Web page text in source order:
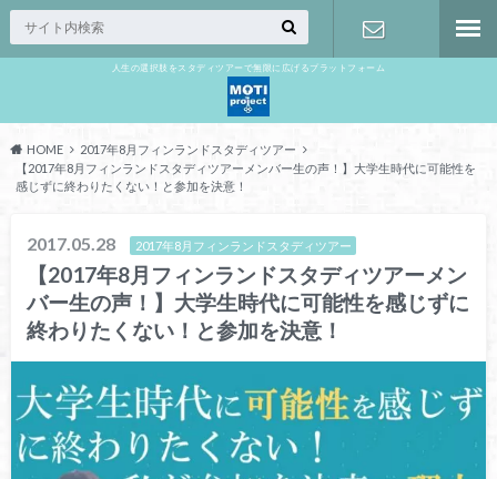
人生の選択肢をスタディツアーで無限に広げるプラットフォーム
HOME
2017年8月フィンランドスタディツアー
【2017年8月フィンランドスタディツアーメンバー生の声！】大学生時代に可能性を
感じずに終わりたくない！と参加を決意！
2017.05.28 2017年8月フィンランドスタディツアー
【2017年8月フィンランドスタディツアーメン
バー生の声！】大学生時代に可能性を感じずに
終わりたくない！と参加を決意！